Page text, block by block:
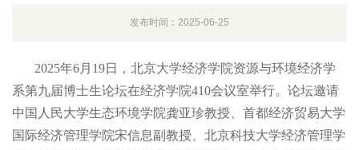
发布时间：2025-06-25
2025年6月19日，北京大学经济学院资源与环境经济学
系第九届博士生论坛在经济学院410会议室举行。论坛邀请
中国人民大学生态环境学院龚亚珍教授、首都经济贸易大学
国际经济管理学院宋信息副教授、北京科技大学经济管理学